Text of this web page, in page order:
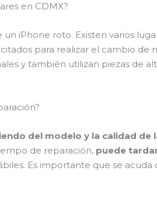
en CDMX?
iPhone roto. Existen varios
para realizar el cambio de
y también utilizan piezas de
del modelo y la calidad de
de reparación, puede
Es importante que se